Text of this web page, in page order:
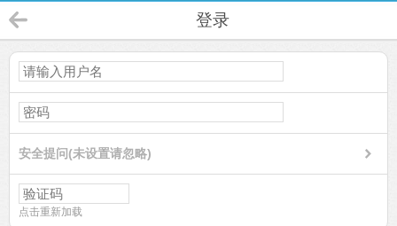
登录
安全提问(未设置请忽略)
点击重新加载